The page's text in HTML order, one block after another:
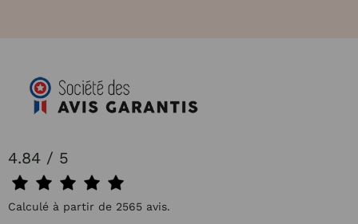
4.84 / 5
Calculé à partir de 2565 avis.